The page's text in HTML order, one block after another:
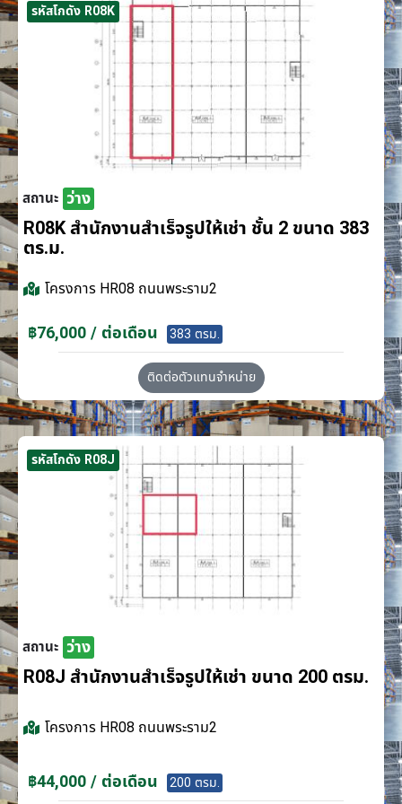
รหัสโกดัง R08K
สถานะ ว่าง
R08K สำนักงานสำเร็จรูปให้เช่า ชั้น 2 ขนาด 383
ตร.ม.
โครงการ HR08 ถนนพระราม2
฿76,000 / ต่อเดือน 383 ตรม.
ติดต่อตัวแทนจำหน่าย
รหัสโกดัง R08J
สถานะ ว่าง
R08J สำนักงานสำเร็จรูปให้เช่า ขนาด 200 ตรม.
โครงการ HR08 ถนนพระราม2
฿44,000 / ต่อเดือน 200 ตรม.